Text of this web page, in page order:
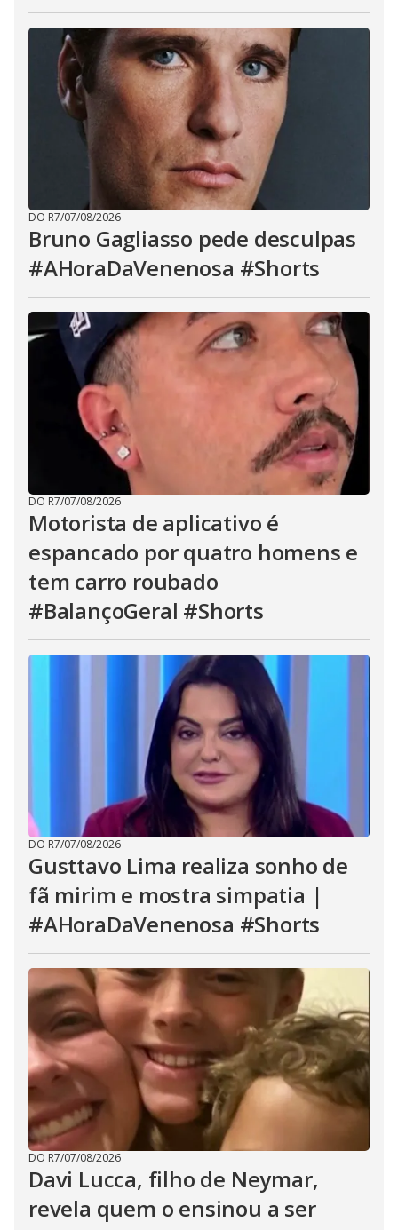
DO R7/07/08/2026
Bruno Gagliasso pede desculpas
#AHoraDaVenenosa #Shorts
DO R7/07/08/2026
Motorista de aplicativo é
espancado por quatro homens e
tem carro roubado
#BalançoGeral #Shorts
DO R7/07/08/2026
Gusttavo Lima realiza sonho de
fã mirim e mostra simpatia |
#AHoraDaVenenosa #Shorts
DO R7/07/08/2026
Davi Lucca, filho de Neymar,
revela quem o ensinou a ser